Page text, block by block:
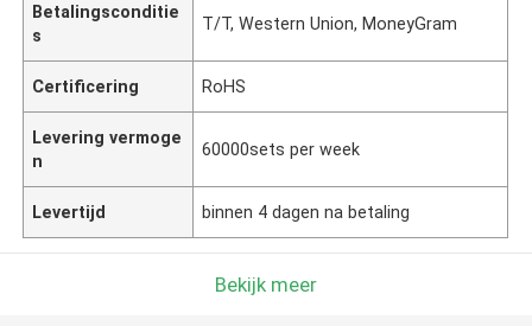
Betalingsconditie
s
T/T, Western Union, MoneyGram
Certificering RoHS
Levering vermoge
n
60000sets per week
Levertijd binnen 4 dagen na betaling
Bekijk meer